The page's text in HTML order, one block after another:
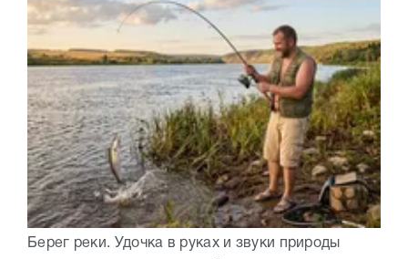
Берег реки. Удочка в руках и звуки природы